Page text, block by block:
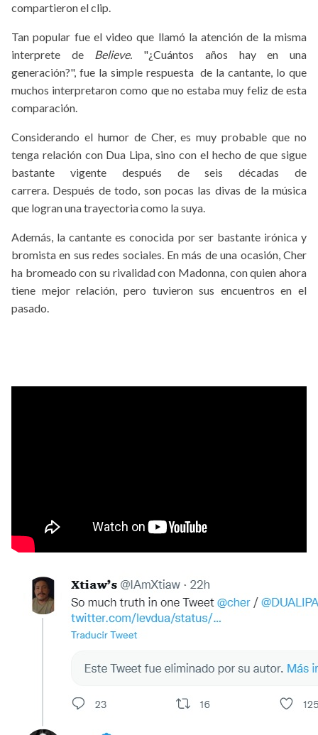
compartieron el clip.
Tan popular fue el video que llamó la atención de la misma
interprete de Believe. "¿Cuántos años hay en una
generación?", fue la simple respuesta de la cantante, lo que
muchos interpretaron como que no estaba muy feliz de esta
comparación.
Considerando el humor de Cher, es muy probable que no
tenga relación con Dua Lipa, sino con el hecho de que sigue
bastante vigente después de seis décadas de
carrera. Después de todo, son pocas las divas de la música
que logran una trayectoria como la suya.
Además, la cantante es conocida por ser bastante irónica y
bromista en sus redes sociales. En más de una ocasión, Cher
ha bromeado con su rivalidad con Madonna, con quien ahora
tiene mejor relación, pero tuvieron sus encuentros en el
pasado.